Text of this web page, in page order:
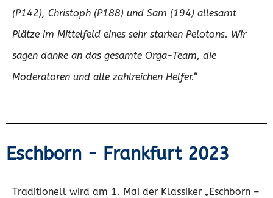
(P142), Christoph (P188) und Sam (194) allesamt
Plätze im Mittelfeld eines sehr starken Pelotons. Wir
sagen danke an das gesamte Orga-Team, die
Moderatoren und alle zahlreichen Helfer.“
Eschborn - Frankfurt 2023
Traditionell wird am 1. Mai der Klassiker „Eschborn –